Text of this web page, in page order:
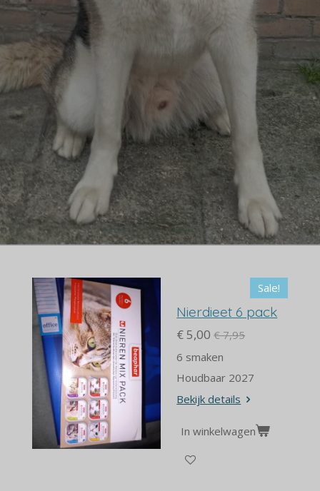
Sale!
Nierdieet 6 pack
€ 5,00 € 7,95
6 smaken
Houdbaar 2027
Bekijk details
In winkelwagen